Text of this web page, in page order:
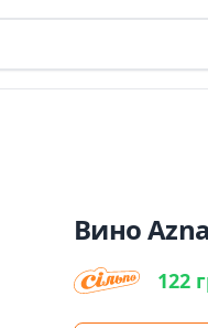
Вино
122